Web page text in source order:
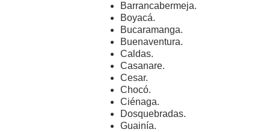
Barrancabermeja.
Boyacá.
Bucaramanga.
Buenaventura.
Caldas.
Casanare.
Cesar.
Chocó.
Ciénaga.
Dosquebradas.
Guainía.